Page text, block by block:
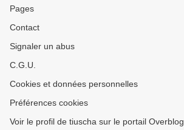
Pages
Contact
Signaler un abus
C.G.U.
Cookies et données personnelles
Préférences cookies
Voir le profil de tiuscha sur le portail Overblog